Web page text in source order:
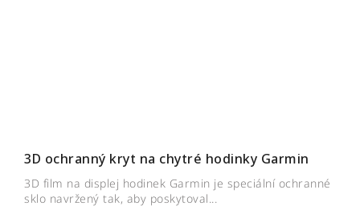
3D ochranný kryt na chytré hodinky Garmin
3D film na displej hodinek Garmin je speciální ochranné
sklo navržený tak, aby poskytoval...